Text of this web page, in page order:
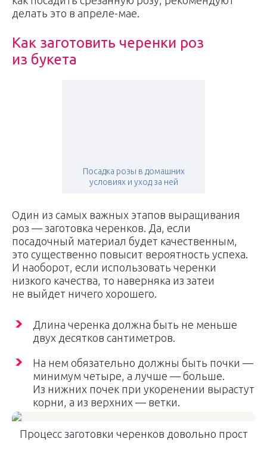
делать это в апреле-мае.
Как заготовить черенки роз
из букета
Посадка розы в домашних
условиях и уход за ней
Один из самых важных этапов выращивания
роз — заготовка черенков. Да, если
посадочный материал будет качественным,
это существенно повысит вероятность успеха.
И наоборот, если использовать черенки
низкого качества, то наверняка из затеи
не выйдет ничего хорошего.
Длина черенка должна быть не меньше
двух десятков сантиметров.
На нем обязательно должны быть почки —
минимум четыре, а лучше — больше.
Из нижних почек при укоренении вырастут
корни, а из верхних — ветки.
Процесс заготовки черенков довольно прост